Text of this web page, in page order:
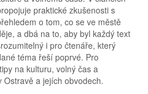
praktické zkušenosti s
o tom, co se ve městě
a dbá na to, aby byl každý text
i pro čtenáře, který
téma řeší poprvé. Pro
na kulturu, volný čas a
a jejích obvodech.